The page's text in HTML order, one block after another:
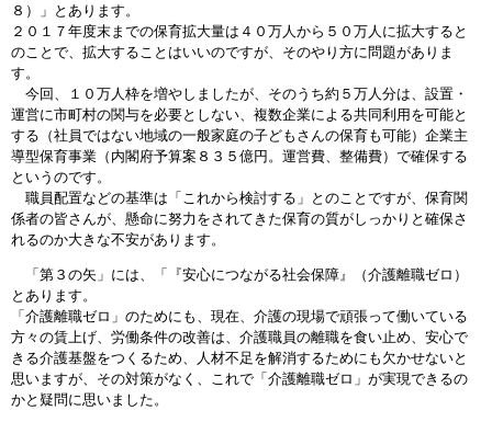
８）」とあります。
２０１７年度末までの保育拡大量は４０万人から５０万人に拡大すると
のことで、拡大することはいいのですが、そのやり方に問題がありま
す。
今回、１０万人枠を増やしましたが、そのうち約５万人分は、設置・
運営に市町村の関与を必要としない、複数企業による共同利用を可能と
する（社員ではない地域の一般家庭の子どもさんの保育も可能）企業主
導型保育事業（内閣府予算案８３５億円。運営費、整備費）で確保する
というのです。
職員配置などの基準は「これから検討する」とのことですが、保育関
係者の皆さんが、懸命に努力をされてきた保育の質がしっかりと確保さ
れるのか大きな不安があります。
「第３の矢」には、「『安心につながる社会保障』（介護離職ゼロ）
とあります。
「介護離職ゼロ」のためにも、現在、介護の現場で頑張って働いている
方々の賃上げ、労働条件の改善は、介護職員の離職を食い止め、安心で
きる介護基盤をつくるため、人材不足を解消するためにも欠かせないと
思いますが、その対策がなく、これで「介護離職ゼロ」が実現できるの
かと疑問に思いました。